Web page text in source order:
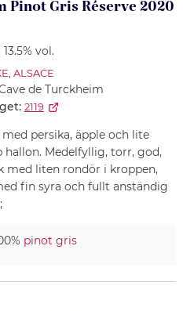
Pinot Gris Réserve 2020
13.5% vol.
, ALSACE
de Turckheim
2119
persika, äpple och lite
hallon. Medelfyllig, torr, god,
med liten rondör i kroppen,
fin syra och fullt anständig
pinot gris